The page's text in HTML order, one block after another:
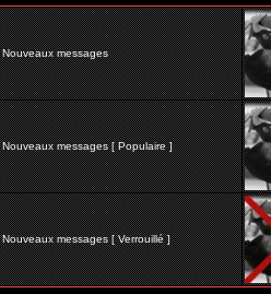
Nouveaux messages
Nouveaux messages [ Populaire ]
Nouveaux messages [ Verrouillé ]